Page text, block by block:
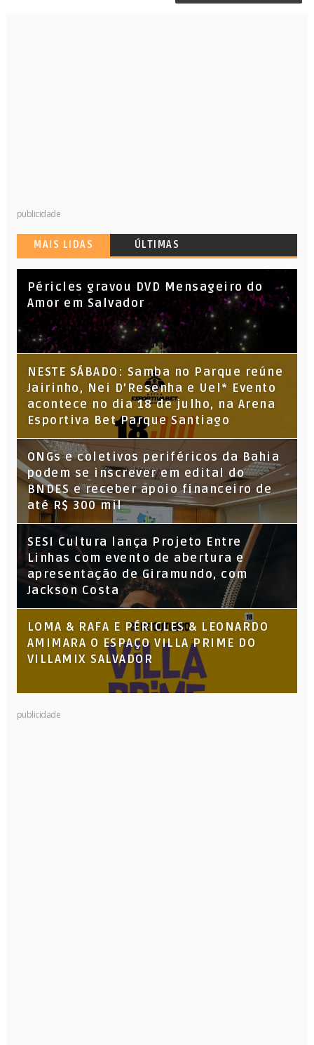
publicidade
MAIS LIDAS ÚLTIMAS
Péricles gravou DVD Mensageiro do
Amor em Salvador
NESTE SÁBADO: Samba no Parque reúne
Jairinho, Nei D’Resenha e Uel* Evento
acontece no dia 18 de julho, na Arena
Esportiva Bet Parque Santiago
ONGs e coletivos periféricos da Bahia
podem se inscrever em edital do
BNDES e receber apoio financeiro de
até R$ 300 mil
SESI Cultura lança Projeto Entre
Linhas com evento de abertura e
apresentação de Giramundo, com
Jackson Costa
LOMA & RAFA E PÉRICLES & LEONARDO
AMIMARA O ESPAÇO VILLA PRIME DO
VILLAMIX SALVADOR
publicidade